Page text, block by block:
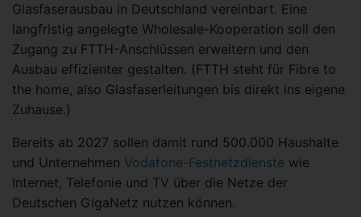
Glasfaserausbau in Deutschland vereinbart. Eine
langfristig angelegte Wholesale-Kooperation soll den
Zugang zu FTTH-Anschlüssen erweitern und den
Ausbau effizienter gestalten. (FTTH steht für Fibre to
the home, also Glasfaserleitungen bis direkt ins eigene
Zuhause.)
Bereits ab 2027 sollen damit rund 500.000 Haushalte
und Unternehmen Vodafone-Festnetzdienste wie
Internet, Telefonie und TV über die Netze der
Deutschen GigaNetz nutzen können.